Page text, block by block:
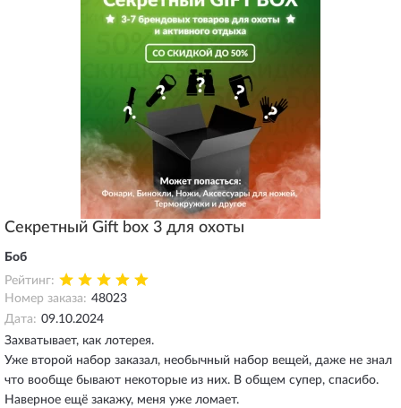
Секретный Gift box 3 для охоты
Боб
Рейтинг:
Номер заказа: 48023
Дата: 09.10.2024
Захватывает, как лотерея.
Уже второй набор заказал, необычный набор вещей, даже не знал
что вообще бывают некоторые из них. В общем супер, спасибо.
Наверное ещё закажу, меня уже ломает.